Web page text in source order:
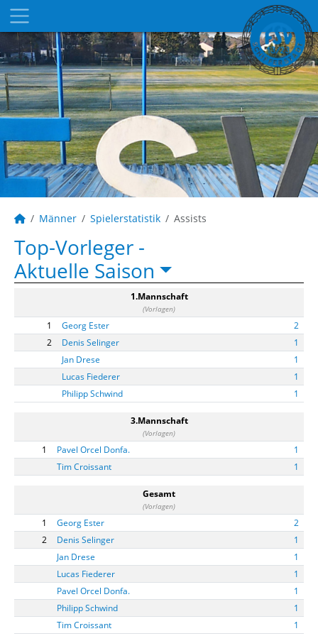
Männer Spielerstatistik Assists
Top-Vorleger -
Aktuelle Saison
1.Mannschaft
(Vorlagen)
1 Georg Ester
2
2
Denis Selinger
1
Jan Drese
1
Lucas Fiederer
1
Philipp Schwind
1
3.Mannschaft
(Vorlagen)
1 Pavel Orcel Donfa.
1
Tim Croissant
1
Gesamt
(Vorlagen)
1 Georg Ester
2
2
Denis Selinger
1
Jan Drese
1
Lucas Fiederer
1
Pavel Orcel Donfa.
1
Philipp Schwind
1
Tim Croissant
1